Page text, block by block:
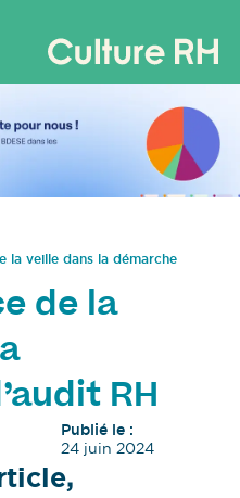
la veille dans la démarche
de la
RH
Publié le :
24 juin 2024